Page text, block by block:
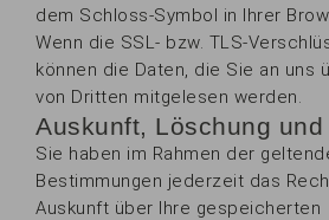
dem Schloss-Symbol in Ihrer
Wenn die SSL- bzw. TLS-
können die Daten, die Sie an uns
von Dritten mitgelesen werden.
Auskunft, Löschung
Sie haben im Rahmen der
Bestimmungen jederzeit das
Auskunft über Ihre gespeicherten